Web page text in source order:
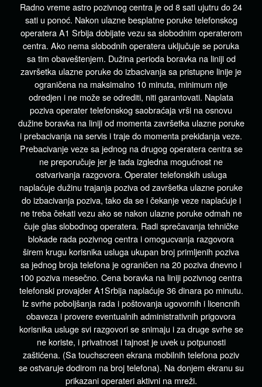
Radno vreme astro pozivnog centra je od 8 sati ujutru do 24
sati u ponoć. Nakon ulazne besplatne poruke telefonskog
operatera A1 Srbija dobijate vezu sa slobodnim operaterom
centra. Ako nema slobodnih operatera uključuje se poruka
sa tim obaveštenjem. Dužina perioda boravka na liniji od
završetka ulazne poruke do izbacivanja sa pristupne linije je
ograničena na maksimalno 10 minuta, minimum nije
odredjen i ne može se odrediti, niti garantovati. Naplata
poziva operater telefonskog saobraćaja vrši na osnovu
dužine boravka na liniji od momenta završetka ulazne poruke
i prebacivanja na servis i traje do momenta prekidanja veze.
Prebacivanje veze sa jednog na drugog operatera centra se
ne preporučuje jer je tada izgledna mogućnost ne
ostvarivanja razgovora. Operater telefonskih usluga
naplaćuje dužinu trajanja poziva od završetka ulazne poruke
do izbacivanja poziva, tako da se i čekanje veze naplaćuje i
ne treba čekati vezu ako se nakon ulazne poruke odmah ne
čuje glas slobodnog operatera. Radi sprečavanja tehničke
blokade rada pozivnog centra i omogucvanja razgovora
širem krugu korisnika usluga ukupan broj primljenih poziva
sa jednog broja telefona je ograničen na 20 poziva dnevno i
100 poziva mesečno. Cena boravka na liniji pozivnog centra
telefonski provajder A1Srbija naplaćuje 36 dinara po minutu.
Iz svrhe poboljšanja rada i poštovanja ugovornih i licencnih
obaveza i provere eventualnih administrativnih prigovora
korisnika usluge svi razgovori se snimaju i za druge svrhe se
ne koriste, i privatnost i tajnost je uvek u potpunosti
zaštićena. (Sa touchscreen ekrana mobilnih telefona poziv
se ostvaruje dodirom na broj telefona). Na donjem ekranu su
prikazani operateri aktivni na mreži.